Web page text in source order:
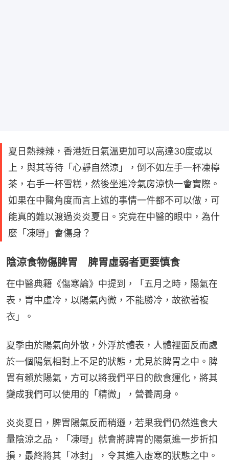
夏日熱辣辣，香港近日氣溫更加可以高達30度或以
上，與其等待「心靜自然涼」，倒不如左手一杯凍檸
茶，右手一杯雪糕，然後坐進冷氣房涼快一會實際。
如果在中醫角度而言上述的事情一件都不可以做，可
能真的難以渡過炎炎夏日。究竟在中醫的眼中，為什
麼「凍嘢」會傷身？
陰涼食物傷脾胃 脾胃虛弱者更要慎食
在中醫典籍《傷寒論》中提到，「五月之時，陽氣在
表，胃中虛冷，以陽氣內微，不能勝冷，故欲著複
衣」。
夏季由於陽氣向外散，外浮於體表，人體裡面反而處
於一個陽氣相對上不足的狀態，尤見於脾胃之中。脾
胃有賴於陽氣，方可以將我們平日的飲食運化，將其
變成我們可以使用的「精微」，營養周身。
炎炎夏日，脾胃陽氣反而稍遜，若果我們仍然進食大
量陰涼之品，「凍嘢」就會將脾胃的陽氣進一步折扣
損，最終將其「冰封」，令其進入虛寒的狀態之中。